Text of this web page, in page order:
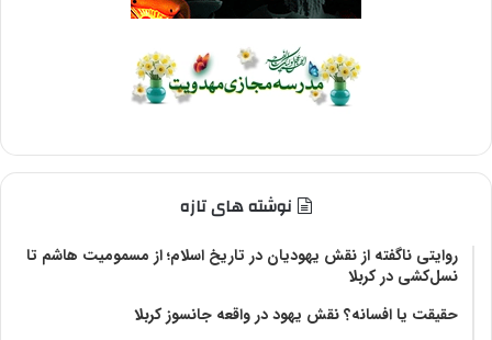
نوشته های تازه
روایتی ناگفته از نقش یهودیان در تاریخ اسلام؛ از مسمومیت هاشم تا
نسل‌کشی در کربلا
حقیقت یا افسانه؟‌ نقش یهود در واقعه جانسوز کربلا